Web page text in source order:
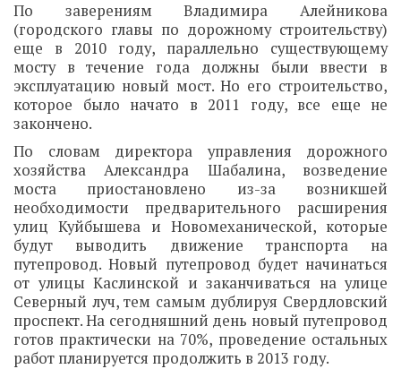
По заверениям Владимира Алейникова
(городского главы по дорожному строительству)
еще в 2010 году, параллельно существующему
мосту в течение года должны были ввести в
эксплуатацию новый мост. Но его строительство,
которое было начато в 2011 году, все еще не
закончено.
По словам директора управления дорожного
хозяйства Александра Шабалина, возведение
моста приостановлено из-за возникшей
необходимости предварительного расширения
улиц Куйбышева и Новомеханической, которые
будут выводить движение транспорта на
путепровод. Новый путепровод будет начинаться
от улицы Каслинской и заканчиваться на улице
Северный луч, тем самым дублируя Свердловский
проспект. На сегодняшний день новый путепровод
готов практически на 70%, проведение остальных
работ планируется продолжить в 2013 году.